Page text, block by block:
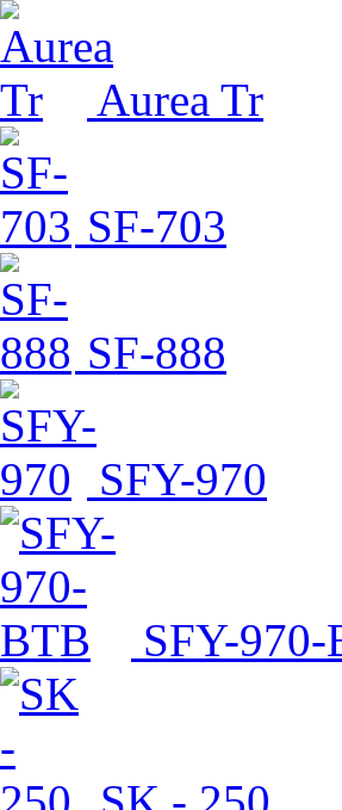
Aurea Tr
SF-703
SF-888
SFY-970
SFY-970-